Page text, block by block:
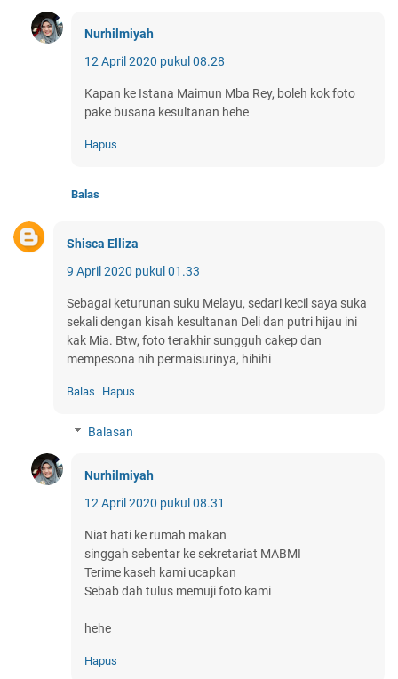
Nurhilmiyah
12 April 2020 pukul 08.28
Kapan ke Istana Maimun Mba Rey, boleh kok foto
pake busana kesultanan hehe
Hapus
Balas
Shisca Elliza
9 April 2020 pukul 01.33
Sebagai keturunan suku Melayu, sedari kecil saya suka
sekali dengan kisah kesultanan Deli dan putri hijau ini
kak Mia. Btw, foto terakhir sungguh cakep dan
mempesona nih permaisurinya, hihihi
Balas Hapus
Balasan
Nurhilmiyah
12 April 2020 pukul 08.31
Niat hati ke rumah makan
singgah sebentar ke sekretariat MABMI
Terime kaseh kami ucapkan
Sebab dah tulus memuji foto kami
hehe
Hapus